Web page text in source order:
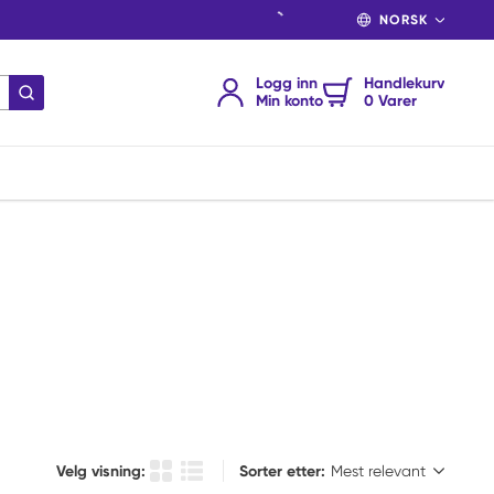
SPRÅK
send søk
Logg inn
Min konto
Handlekurv
0 Varer
Velg visning: Produkt rutenettvisning
Produktlistevisning
Sorter etter:
Sorter etter: